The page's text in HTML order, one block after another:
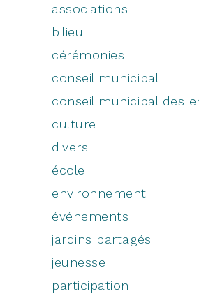
associations
bilieu
cérémonies
conseil municipal
conseil municipal des
culture
divers
école
environnement
événements
jardins partagés
jeunesse
participation